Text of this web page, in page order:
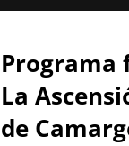
Programa
La
de